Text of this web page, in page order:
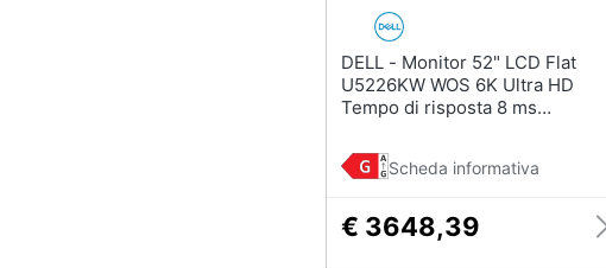
DELL - Monitor 52" LCD Flat
U5226KW WOS 6K Ultra HD
Tempo di risposta 8 ms
Scheda informativa
€ 3648,39